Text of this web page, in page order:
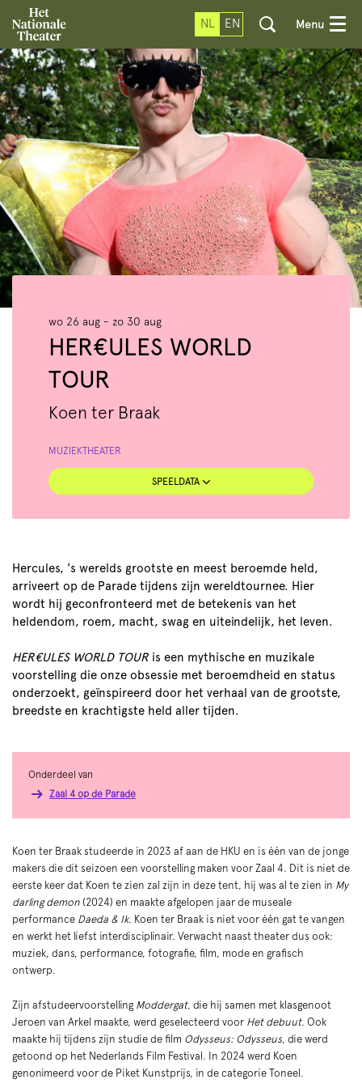
NL EN Menu
HER€ULES WORLD
TOUR
Koen ter Braak
wo 26 aug - zo 30 aug
MUZIEKTHEATER
SPEELDATA
Hercules, 's werelds grootste en meest beroemde held,
arriveert op de Parade tijdens zijn wereldtournee. Hier
wordt hij geconfronteerd met de betekenis van het
heldendom, roem, macht, swag en uiteindelijk, het leven.
HER€ULES WORLD TOUR is een mythische en muzikale
voorstelling die onze obsessie met beroemdheid en status
onderzoekt, geïnspireerd door het verhaal van de grootste,
breedste en krachtigste held aller tijden.
Koen ter Braak studeerde in 2023 af aan de HKU en is één van de jonge
makers die dit seizoen een voorstelling maken voor Zaal 4. Dit is niet de
eerste keer dat Koen te zien zal zijn in deze tent, hij was al te zien in My
darling demon (2024) en maakte afgelopen jaar de museale
performance Daeda & Ik. Koen ter Braak is niet voor één gat te vangen
en werkt het liefst interdisciplinair. Verwacht naast theater dus ook:
muziek, dans, performance, fotografie, film, mode en grafisch
ontwerp.
Zijn afstudeervoorstelling Moddergat, die hij samen met klasgenoot
Jeroen van Arkel maakte, werd geselecteerd voor Het debuut. Ook
maakte hij tijdens zijn studie de film Odysseus: Odysseus, die werd
getoond op het Nederlands Film Festival. In 2024 werd Koen
genonimeerd voor de Piket Kunstprijs, in de categorie Toneel.
Onderdeel van
Zaal 4 op de Parade